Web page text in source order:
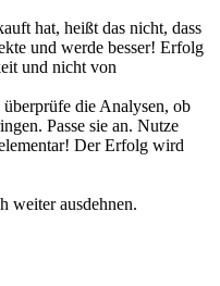
hat, heißt das nicht, dass
und werde besser! Erfolg
und nicht von
die Analysen, ob
Passe sie an. Nutze
Der Erfolg wird
weiter ausdehnen.